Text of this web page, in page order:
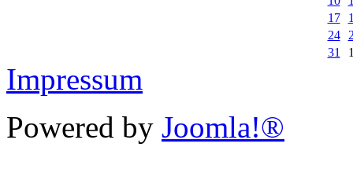
17
24
31
Impressum
Powered by Joomla!®